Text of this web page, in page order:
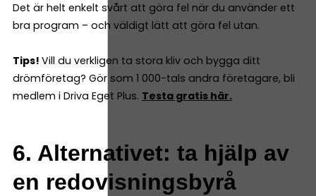
Det är helt enkelt svårt att göra fel när du använder ett
bra program – och väldigt lätt att göra fel utan.
Tips! Vill du verkligen ta stora kliv och bygga ditt
drömföretag? Gör som 1 000-tals andra företagare, bli
medlem i Driva Eget Plus. Testa gratis här.
6. Alternativet: ta hjälp av
en redovisningsbyrå